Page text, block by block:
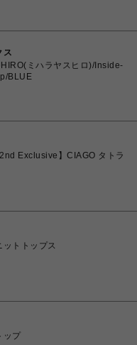
ス
ミハラヤスヒロ)/Inside-
BLUE
Exclusive】CIAGO タトラ
ットトップス
ップ